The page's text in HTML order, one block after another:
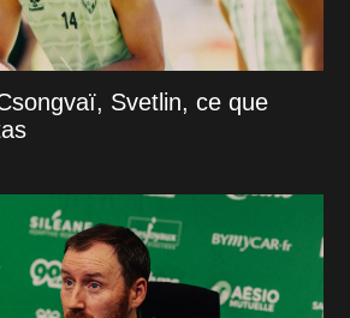
Svetlin, ce que